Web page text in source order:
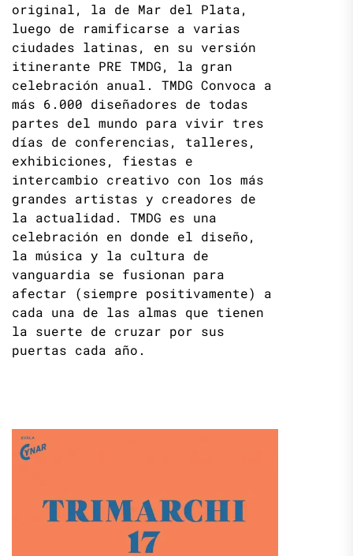
original, la de Mar del Plata,
luego de ramificarse a varias
ciudades latinas, en su versión
itinerante PRE TMDG, la gran
celebración anual. TMDG Convoca a
más 6.000 diseñadores de todas
partes del mundo para vivir tres
días de conferencias, talleres,
exhibiciones, fiestas e
intercambio creativo con los más
grandes artistas y creadores de
la actualidad. TMDG es una
celebración en donde el diseño,
la música y la cultura de
vanguardia se fusionan para
afectar (siempre positivamente) a
cada una de las almas que tienen
la suerte de cruzar por sus
puertas cada año.